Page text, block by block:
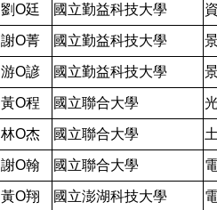
劉O廷 國立勤益科技大學
謝O菁 國立勤益科技大學
游O諺 國立勤益科技大學
黃O程 國立聯合大學
林O杰 國立聯合大學
謝O翰 國立聯合大學
黃O翔 國立澎湖科技大學